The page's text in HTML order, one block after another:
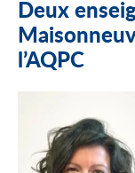
Deux
l’AQPC